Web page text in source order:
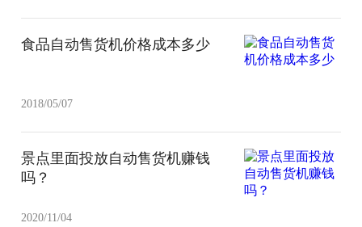
食品自动售货机价格成本多少
2018/05/07
景点里面投放自动售货机赚钱
吗？
2020/11/04